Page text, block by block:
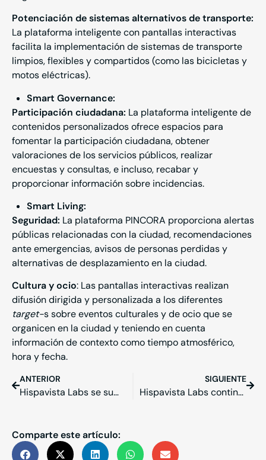
Potenciación de sistemas alternativos de transporte:
La plataforma inteligente con pantallas interactivas
facilita la implementación de sistemas de transporte
limpios, flexibles y compartidos (como las bicicletas y
motos eléctricas).
Smart Governance:
Participación ciudadana: La plataforma inteligente de
contenidos personalizados ofrece espacios para
fomentar la participación ciudadana, obtener
valoraciones de los servicios públicos, realizar
encuestas y consultas, e incluso, recabar y
proporcionar información sobre incidencias.
Smart Living:
Seguridad: La plataforma PINCORA proporciona alertas
públicas relacionadas con la ciudad, recomendaciones
ante emergencias, avisos de personas perdidas y
alternativas de desplazamiento en la ciudad.
Cultura y ocio: Las pantallas interactivas realizan
difusión dirigida y personalizada a los diferentes
target-s sobre eventos culturales y de ocio que se
organicen en la ciudad y teniendo en cuenta
información de contexto como tiempo atmosférico,
hora y fecha.
ANTERIOR
Hispavista Labs se sumerge en un nuevo proyecto integrador de tecnologías para la sostenibilidad energética
SIGUIENTE
Hispavista Labs continúa avanzando en su ecosistema de soluciones y apuesta por la digitalización de procesos industriales para la Industria 4.0
Comparte este artículo: